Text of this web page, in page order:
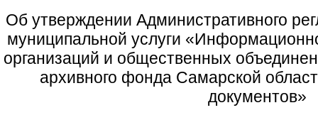
Об утверждении Административного
муниципальной услуги
организаций и общественных
архивного фонда Самарской
документов»